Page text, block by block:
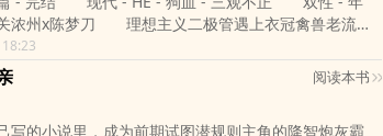
介）看内质。 分类：HE 青春 校园 现代 各位书
的心尖宝》还不错的话请不要忘记向您QQ群和微博里
江湖称霸武林？”郁迟：“……”-假风流真无情攻（谢怀
（郁迟），强强，暗恋→甜宠剧情简单，大白话，涉
个乐子不要太较真！卷一攻视角多卷二受视角多，总体
受的小可爱慎重！ 各位书友要是觉得《听
还不错的话请不要忘记向您QQ群和微博里的朋友推荐
x陈梦刀 理想主义二极管遇上衣冠禽兽老流
氓攻x（伪）毒舌心软丢球跑受 年上 学长学弟→
期律师 双性 破镜重圆 生子 依旧是非典型狗血和非典
）生崽后丢球跑了 攻受年龄差10岁 雷点多文笔
有肉 一切涉及专业知识的都是瞎掰 是发生在另
阅读本书
写的小说里，成为前期试图潜规则主角的降智炮灰霸